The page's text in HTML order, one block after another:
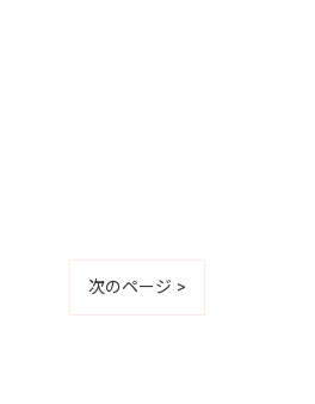
次のページ >